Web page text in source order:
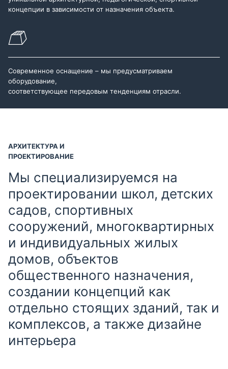
концепции в зависимости от назначения объекта.
Современное оснащение – мы предусматриваем
оборудование,
соответствующее передовым тенденциям отрасли.
АРХИТЕКТУРА И
ПРОЕКТИРОВАНИЕ
Мы специализируемся на
проектировании школ, детских
садов, спортивных
сооружений, многоквартирных
и индивидуальных жилых
домов, объектов
общественного назначения,
создании концепций как
отдельно стоящих зданий, так и
комплексов, а также дизайне
интерьера